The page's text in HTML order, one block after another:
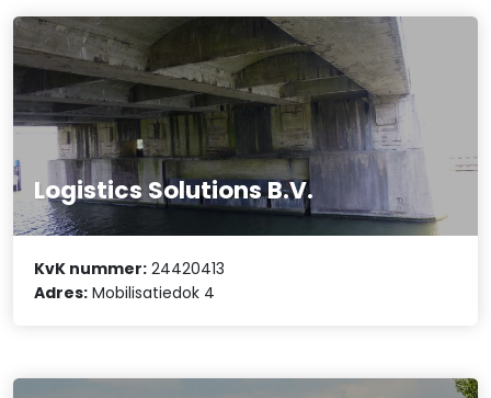
Logistics Solutions B.V.
KvK nummer: 24420413
Adres: Mobilisatiedok 4